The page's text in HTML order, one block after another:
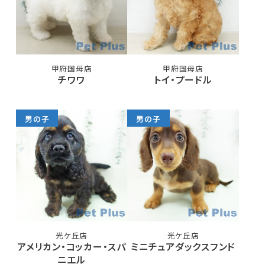
甲府国母店
チワワ
甲府国母店
トイ・プードル
男の子
光ケ丘店
アメリカン・コッカー・スパ
ニエル
男の子
光ケ丘店
ミニチュアダックスフンド